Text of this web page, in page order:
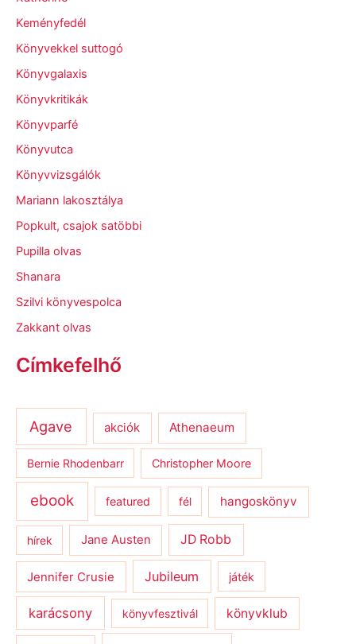
Keményfedél
Könyvekkel suttogó
Könyvgalaxis
Könyvkritikák
Könyvparfé
Könyvutca
Könyvvizsgálók
Mariann lakosztálya
Popkult, csajok satöbbi
Pupilla olvas
Shanara
Szilvi könyvespolca
Zakkant olvas
Címkefelhő
Agave akciók Athenaeum
Bernie Rhodenbarr Christopher Moore
ebook featured fél hangoskönyv
hírek Jane Austen JD Robb
Jennifer Crusie Jubileum játék
karácsony könyvfesztivál könyvklub